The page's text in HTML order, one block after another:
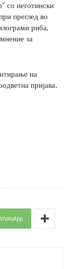
со неготински
преглед во
риба,
за
на
пријава.